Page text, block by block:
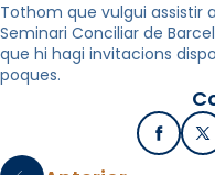
Tothom que vulgui assistir
Seminari Conciliar de
que hi hagi invitacions
poques.